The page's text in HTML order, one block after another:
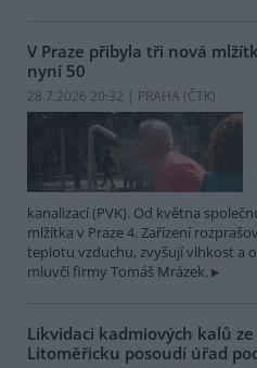
V Praze přibyla tři nová
nyní 50
28.7.2026 20:32 | PRAHA (ČTK)
kanalizací (PVK). Od května
mlžítka v Praze 4. Zařízení
teplotu vzduchu, zvyšují vlhkost a
mluvčí firmy Tomáš Mrázek.
Likvidaci kadmiových kalů
Litoměřicku posoudí úřad